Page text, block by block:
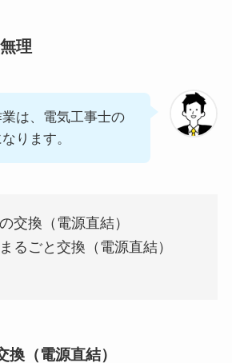
理
は、電気工事士の
ります。
交換（電源直結）
るごと交換（電源直結）
（電源直結）